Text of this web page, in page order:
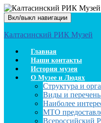
Вкл/выкл навигации
Калтасинский РИК Музей
Главная
Наши контакты
История музея
О Музее и Людях
Структура и
Виды и перечень
Наиболее
МТО
Всероссийский